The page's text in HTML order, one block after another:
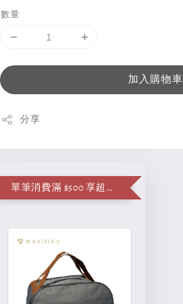
數量
加入購物車
分享
單筆消費滿 $500 享超值加購便當袋